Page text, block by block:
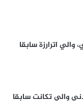
اترارزة سابقا
والي تكانت سابقا